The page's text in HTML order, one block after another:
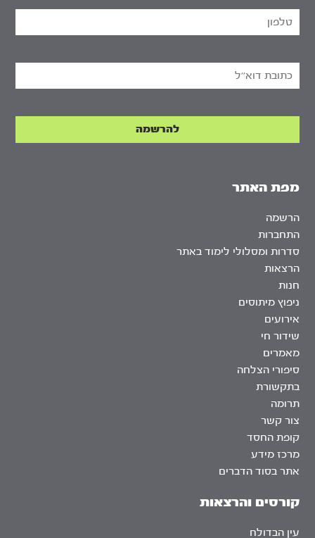
מפת האתר
הרשמה
התחברות
סדרות ומסלולי לימוד באתר
הרצאות
חנות
ניפוץ מיתוסים
אירועים
שידור חי
מאמרים
סיפורי הצלחה
בתקשורת
תרומה
צור קשר
קופת החסד
מרכז מידע
אתר בסוד הדברים
קורסים והרצאות
עין הבדולח